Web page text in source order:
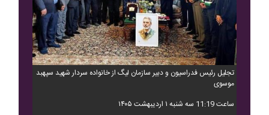
تجلیل رئیس فدراسیون و دبیر سازمان لیگ از خانواده سردار شهید سپهبد
موسوی
ساعت 11:19 سه شنبه ۱ اردیبهشت ۱۴۰۵